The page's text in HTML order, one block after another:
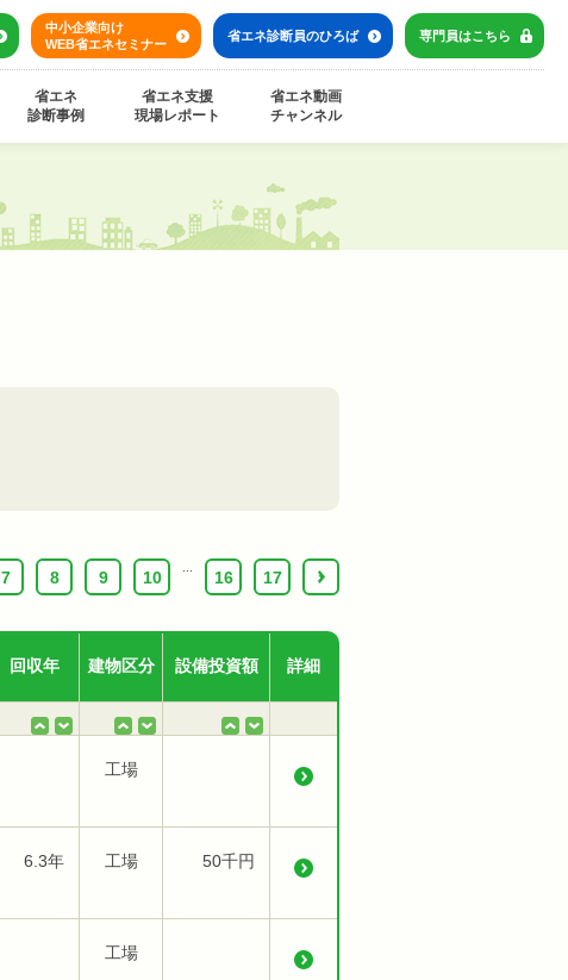
中小企業向け
WEB省エネセミナー
省エネ診断員のひろば 専門員はこちら
省エネ
診断事例
省エネ支援
現場レポート
省エネ動画
チャンネル
7 8 9 10 16 17 ›
回収年 建物区分 設備投資額 詳細
工場
6.3年 工場 50千円
工場